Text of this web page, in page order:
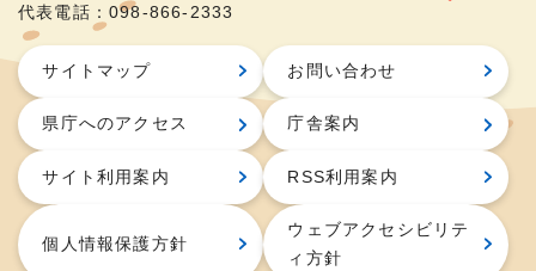
代表電話：098-866-2333
サイトマップ お問い合わせ
県庁へのアクセス 庁舎案内
サイト利用案内 RSS利用案内
個人情報保護方針
ウェブアクセシビリテ
ィ方針